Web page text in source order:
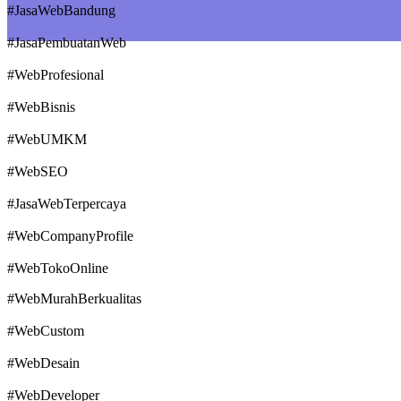
#JasaWebBandung
#JasaPembuatanWeb
#WebProfesional
#WebBisnis
#WebUMKM
#WebSEO
#JasaWebTerpercaya
#WebCompanyProfile
#WebTokoOnline
#WebMurahBerkualitas
#WebCustom
#WebDesain
#WebDeveloper